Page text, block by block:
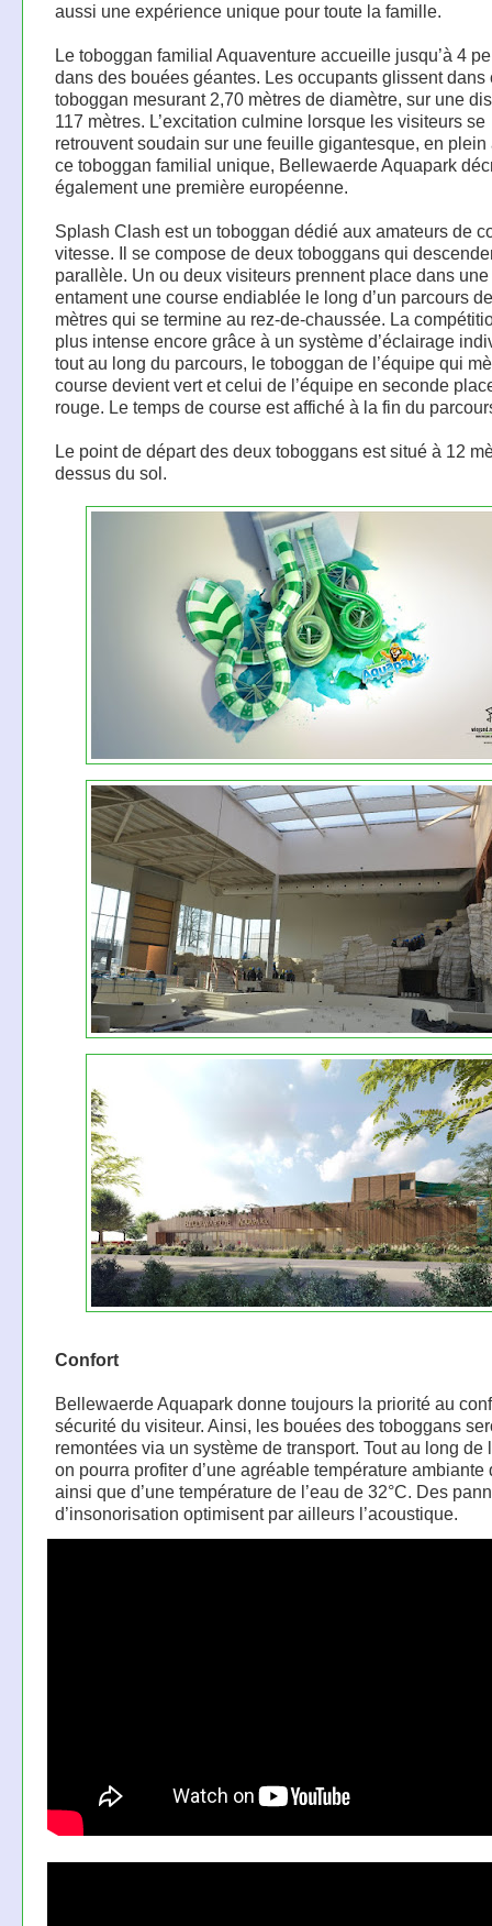
aussi une expérience unique pour toute la famille.
Le toboggan familial Aquaventure accueille jusqu’à 4
dans des bouées géantes. Les occupants glissent dans
toboggan mesurant 2,70 mètres de diamètre, sur une
117 mètres. L’excitation culmine lorsque les visiteurs se
retrouvent soudain sur une feuille gigantesque, en plein
ce toboggan familial unique, Bellewaerde Aquapark
également une première européenne.
Splash Clash est un toboggan dédié aux amateurs de
vitesse. Il se compose de deux toboggans qui
parallèle. Un ou deux visiteurs prennent place dans
entament une course endiablée le long d’un parcours
mètres qui se termine au rez-de-chaussée. La
plus intense encore grâce à un système d’éclairage
tout au long du parcours, le toboggan de l’équipe qui
course devient vert et celui de l’équipe en seconde
rouge. Le temps de course est affiché à la fin du
Le point de départ des deux toboggans est situé à 12
dessus du sol.
Confort
Bellewaerde Aquapark donne toujours la priorité au
sécurité du visiteur. Ainsi, les bouées des toboggans
remontées via un système de transport. Tout au long de
on pourra profiter d’une agréable température ambiante
ainsi que d’une température de l’eau de 32°C. Des
d’insonorisation optimisent par ailleurs l’acoustique.